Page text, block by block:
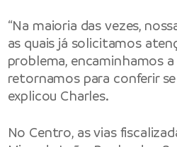
“Na maioria das vezes,
as quais já solicitamos
problema, encaminhamos
retornamos para conferir
explicou Charles.
No Centro, as vias